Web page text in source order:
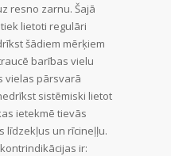
resno zarnu. Šajā
lietoti regulāri
šādiem mērķiem
barības vielu
vielas pārsvarā
sistēmiski lietot
ietekmē tievās
līdzekļus un rīcineļļu.
ir: